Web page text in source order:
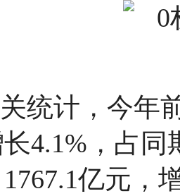
统计，今年
4.1%，占
亿元，